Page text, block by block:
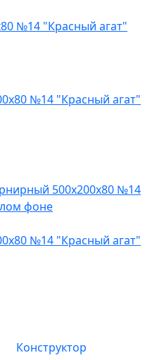
№14 "Красный агат"
№14 "Красный агат"
№14 "Красный агат"
Конструктор